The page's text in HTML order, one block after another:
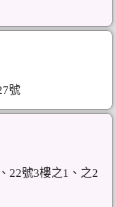
號
22號3樓之1、之2